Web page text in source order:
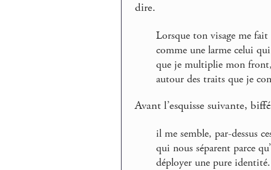
dire.
Lorsque ton visage me
comme une larme celui
que je multiplie mon
autour des traits que je
Avant l’esquisse suivante,
il me semble, par-dessus
qui nous séparent parce
déployer une pure identité.